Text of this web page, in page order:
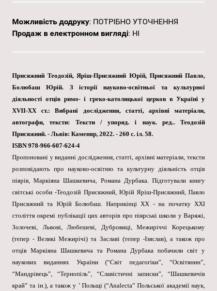
Можливість додруку: ПОТРІБНО УТОЧНЕННЯ
Продаж в електронном вигляді: НІ
Присяжний Теодозій, Яріш-Присяжний Юрій, Присяжний Павло,
Болюбаш Юрій. З історії науково-освітньої та культурної
діяльності отців римо- і греко-католицької церков в Україні у
XVII-XX ст.: Вибрані дослідження, статті, архівні матеріали,
автографи, тексти: Тексти / упоряд. і наук. ред.. Теодозій
Присяжний. - Львів: Каменяр, 2022. - 260 с. іл. 58.
ISBN 978-966-607-624-4
Пропоновані у виданні дослідження, статгі, архівні матеріали, тексти
розповідають про науково-освітню та культурну діяльність отців
піярів, Маркіяна Шашкевича, Романа Дурбака. Підготували книгу
світські особи -Теодозій Присяжний, Юрій Яріш-Присяжний, Павло
Присяжний та Юрій Болюбаш. Наприкінці XX - на початку XXI
століття окремі публікації цих авторів про піярські школи у Варяжі,
Золочеві, Львові, Любешеві, Дубровиці, Межиріччі Корецькому
(тепер - Великі Межирічі) та Заславі (тепер -Ізяслав), а також про
отців Маркіяна Шашкевича та Романа Дурбака побачили світ у
наукових виданнях України (“Світ педагогіки”, “Освітянин”,
“Мандрівець”, “Тернопіль”, “Славістичні записки”, “Шашкевичів
край” та ін.), а також у ’ Польщі (“Analecta” Польської академії наук,